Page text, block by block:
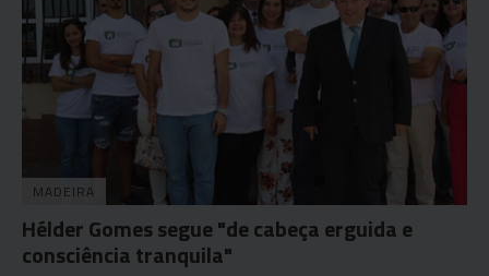
MADEIRA
Hélder Gomes segue "de cabeça erguida e
consciência tranquila"